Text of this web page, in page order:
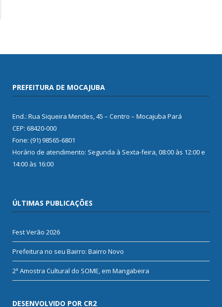
PREFEITURA DE MOCAJUBA
End.: Rua Siqueira Mendes, 45 – Centro – Mocajuba Pará
CEP: 68420-000
Fone: (91) 98565-6801
Horário de atendimento: Segunda à Sexta-feira, 08:00 às 12:00 e
14:00 às 16:00
ÚLTIMAS PUBLICAÇÕES
Fest Verão 2026
Prefeitura no seu Bairro: Bairro Novo
2ª Amostra Cultural do SOME, em Mangabeira
DESENVOLVIDO POR CR2